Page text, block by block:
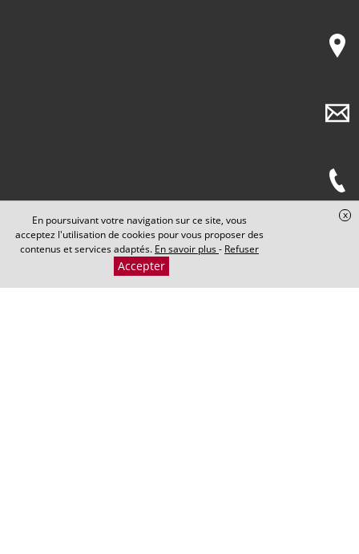
En poursuivant votre navigation sur ce site, vous
acceptez l'utilisation de cookies pour vous proposer des
contenus et services adaptés. En savoir plus- Refuser
Accepter
x